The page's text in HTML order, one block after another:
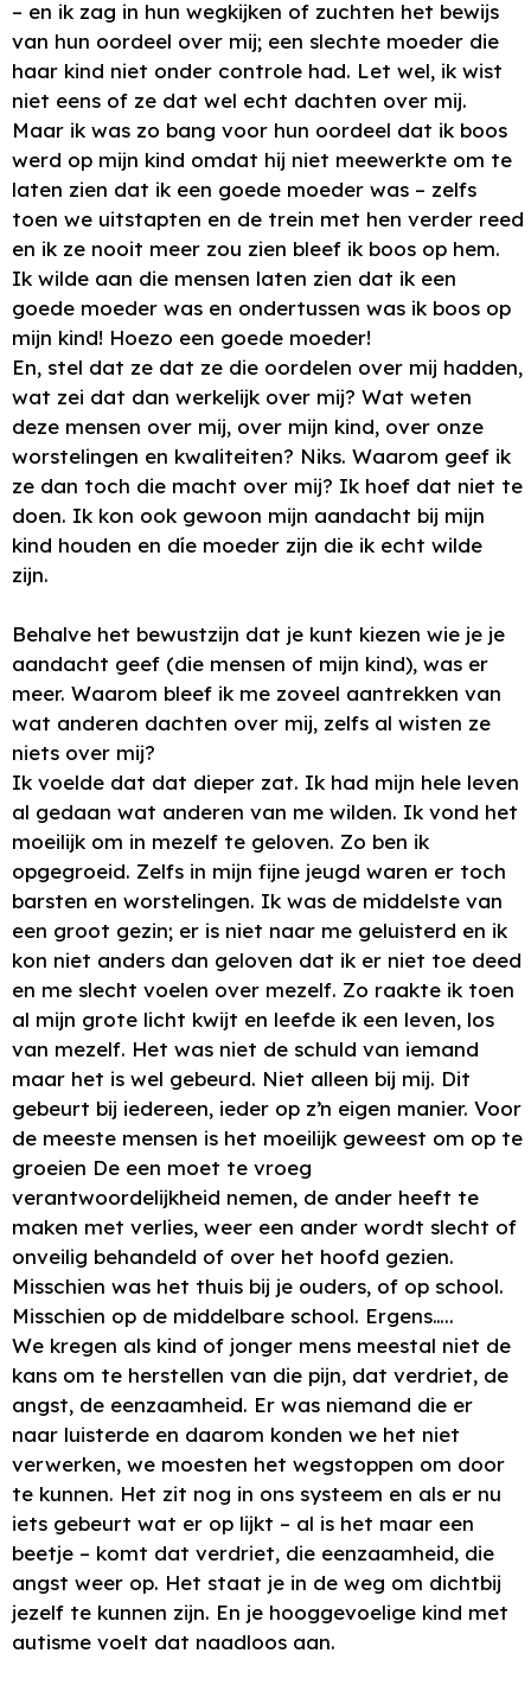
– en ik zag in hun wegkijken of zuchten het bewijs
van hun oordeel over mij; een slechte moeder die
haar kind niet onder controle had. Let wel, ik wist
niet eens of ze dat wel echt dachten over mij.
Maar ik was zo bang voor hun oordeel dat ik boos
werd op mijn kind omdat hij niet meewerkte om te
laten zien dat ik een goede moeder was – zelfs
toen we uitstapten en de trein met hen verder reed
en ik ze nooit meer zou zien bleef ik boos op hem.
Ik wilde aan die mensen laten zien dat ik een
goede moeder was en ondertussen was ik boos op
mijn kind! Hoezo een goede moeder!
En, stel dat ze dat ze die oordelen over mij hadden,
wat zei dat dan werkelijk over mij? Wat weten
deze mensen over mij, over mijn kind, over onze
worstelingen en kwaliteiten? Niks. Waarom geef ik
ze dan toch die macht over mij? Ik hoef dat niet te
doen. Ik kon ook gewoon mijn aandacht bij mijn
kind houden en díe moeder zijn die ik echt wilde
zijn.
Behalve het bewustzijn dat je kunt kiezen wie je je
aandacht geef (die mensen of mijn kind), was er
meer. Waarom bleef ik me zoveel aantrekken van
wat anderen dachten over mij, zelfs al wisten ze
niets over mij?
Ik voelde dat dat dieper zat. Ik had mijn hele leven
al gedaan wat anderen van me wilden. Ik vond het
moeilijk om in mezelf te geloven. Zo ben ik
opgegroeid. Zelfs in mijn fijne jeugd waren er toch
barsten en worstelingen. Ik was de middelste van
een groot gezin; er is niet naar me geluisterd en ik
kon niet anders dan geloven dat ik er niet toe deed
en me slecht voelen over mezelf. Zo raakte ik toen
al mijn grote licht kwijt en leefde ik een leven, los
van mezelf. Het was niet de schuld van iemand
maar het is wel gebeurd. Niet alleen bij mij. Dit
gebeurt bij iedereen, ieder op z’n eigen manier. Voor
de meeste mensen is het moeilijk geweest om op te
groeien De een moet te vroeg
verantwoordelijkheid nemen, de ander heeft te
maken met verlies, weer een ander wordt slecht of
onveilig behandeld of over het hoofd gezien.
Misschien was het thuis bij je ouders, of op school.
Misschien op de middelbare school. Ergens…..
We kregen als kind of jonger mens meestal niet de
kans om te herstellen van die pijn, dat verdriet, de
angst, de eenzaamheid. Er was niemand die er
naar luisterde en daarom konden we het niet
verwerken, we moesten het wegstoppen om door
te kunnen. Het zit nog in ons systeem en als er nu
iets gebeurt wat er op lijkt – al is het maar een
beetje – komt dat verdriet, die eenzaamheid, die
angst weer op. Het staat je in de weg om dichtbij
jezelf te kunnen zijn. En je hooggevoelige kind met
autisme voelt dat naadloos aan.